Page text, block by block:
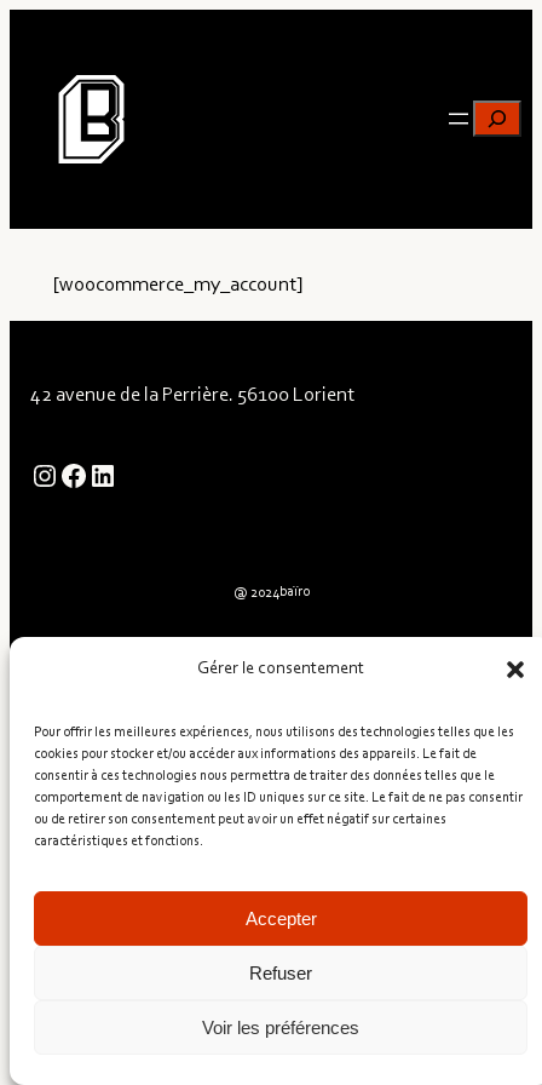
Gérer le consentement
Pour offrir les meilleures expériences, nous utilisons des technologies telles que les
cookies pour stocker et/ou accéder aux informations des appareils. Le fait de
consentir à ces technologies nous permettra de traiter des données telles que le
comportement de navigation ou les ID uniques sur ce site. Le fait de ne pas consentir
ou de retirer son consentement peut avoir un effet négatif sur certaines
caractéristiques et fonctions.
Accepter
Refuser
Voir les préférences
content
Search
[woocommerce_my_account]
42 avenue de la Perrière. 56100 Lorient
ig fb LinkedIn
@ 2024 baïro